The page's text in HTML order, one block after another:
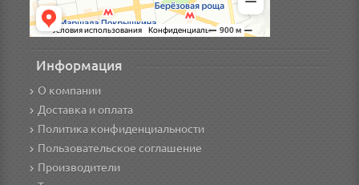
Информация
О компании
Доставка и оплата
Политика конфиденциальности
Пользовательское соглашение
Производители